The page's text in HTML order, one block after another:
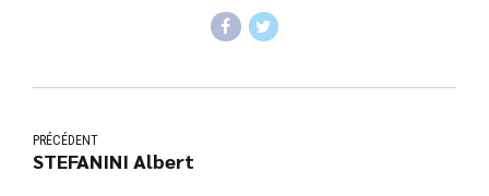
PRÉCÉDENT
STEFANINI Albert